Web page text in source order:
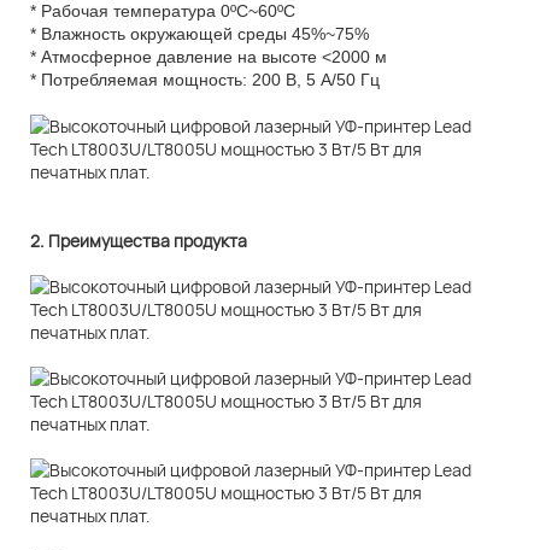
* Рабочая температура 0ºC~60ºC
* Влажность окружающей среды 45%~75%
* Атмосферное давление на высоте <2000 м
* Потребляемая мощность: 200 В, 5 А/50 Гц
2. Преимущества продукта